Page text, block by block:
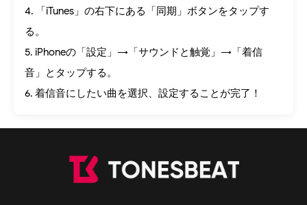
4. 「iTunes」の右下にある「同期」ボタンをタップす
る。
5. iPhoneの「設定」→「サウンドと触覚」→「着信
音」とタップする。
6. 着信音にしたい曲を選択、設定することが完了！